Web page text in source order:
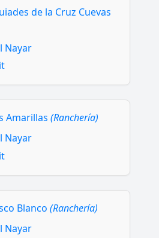
de la Cruz Cuevas
Nayar
Amarillas (Ranchería)
Nayar
Blanco (Ranchería)
Nayar